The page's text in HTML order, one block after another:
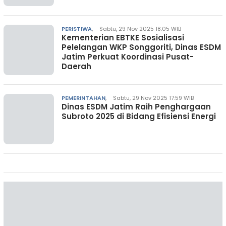
PERISTIWA, Sabtu, 29 Nov 2025 18:05 WIB
Kementerian EBTKE Sosialisasi
Pelelangan WKP Songgoriti, Dinas ESDM
Jatim Perkuat Koordinasi Pusat-
Daerah
PEMERINTAHAN, Sabtu, 29 Nov 2025 17:59 WIB
Dinas ESDM Jatim Raih Penghargaan
Subroto 2025 di Bidang Efisiensi Energi